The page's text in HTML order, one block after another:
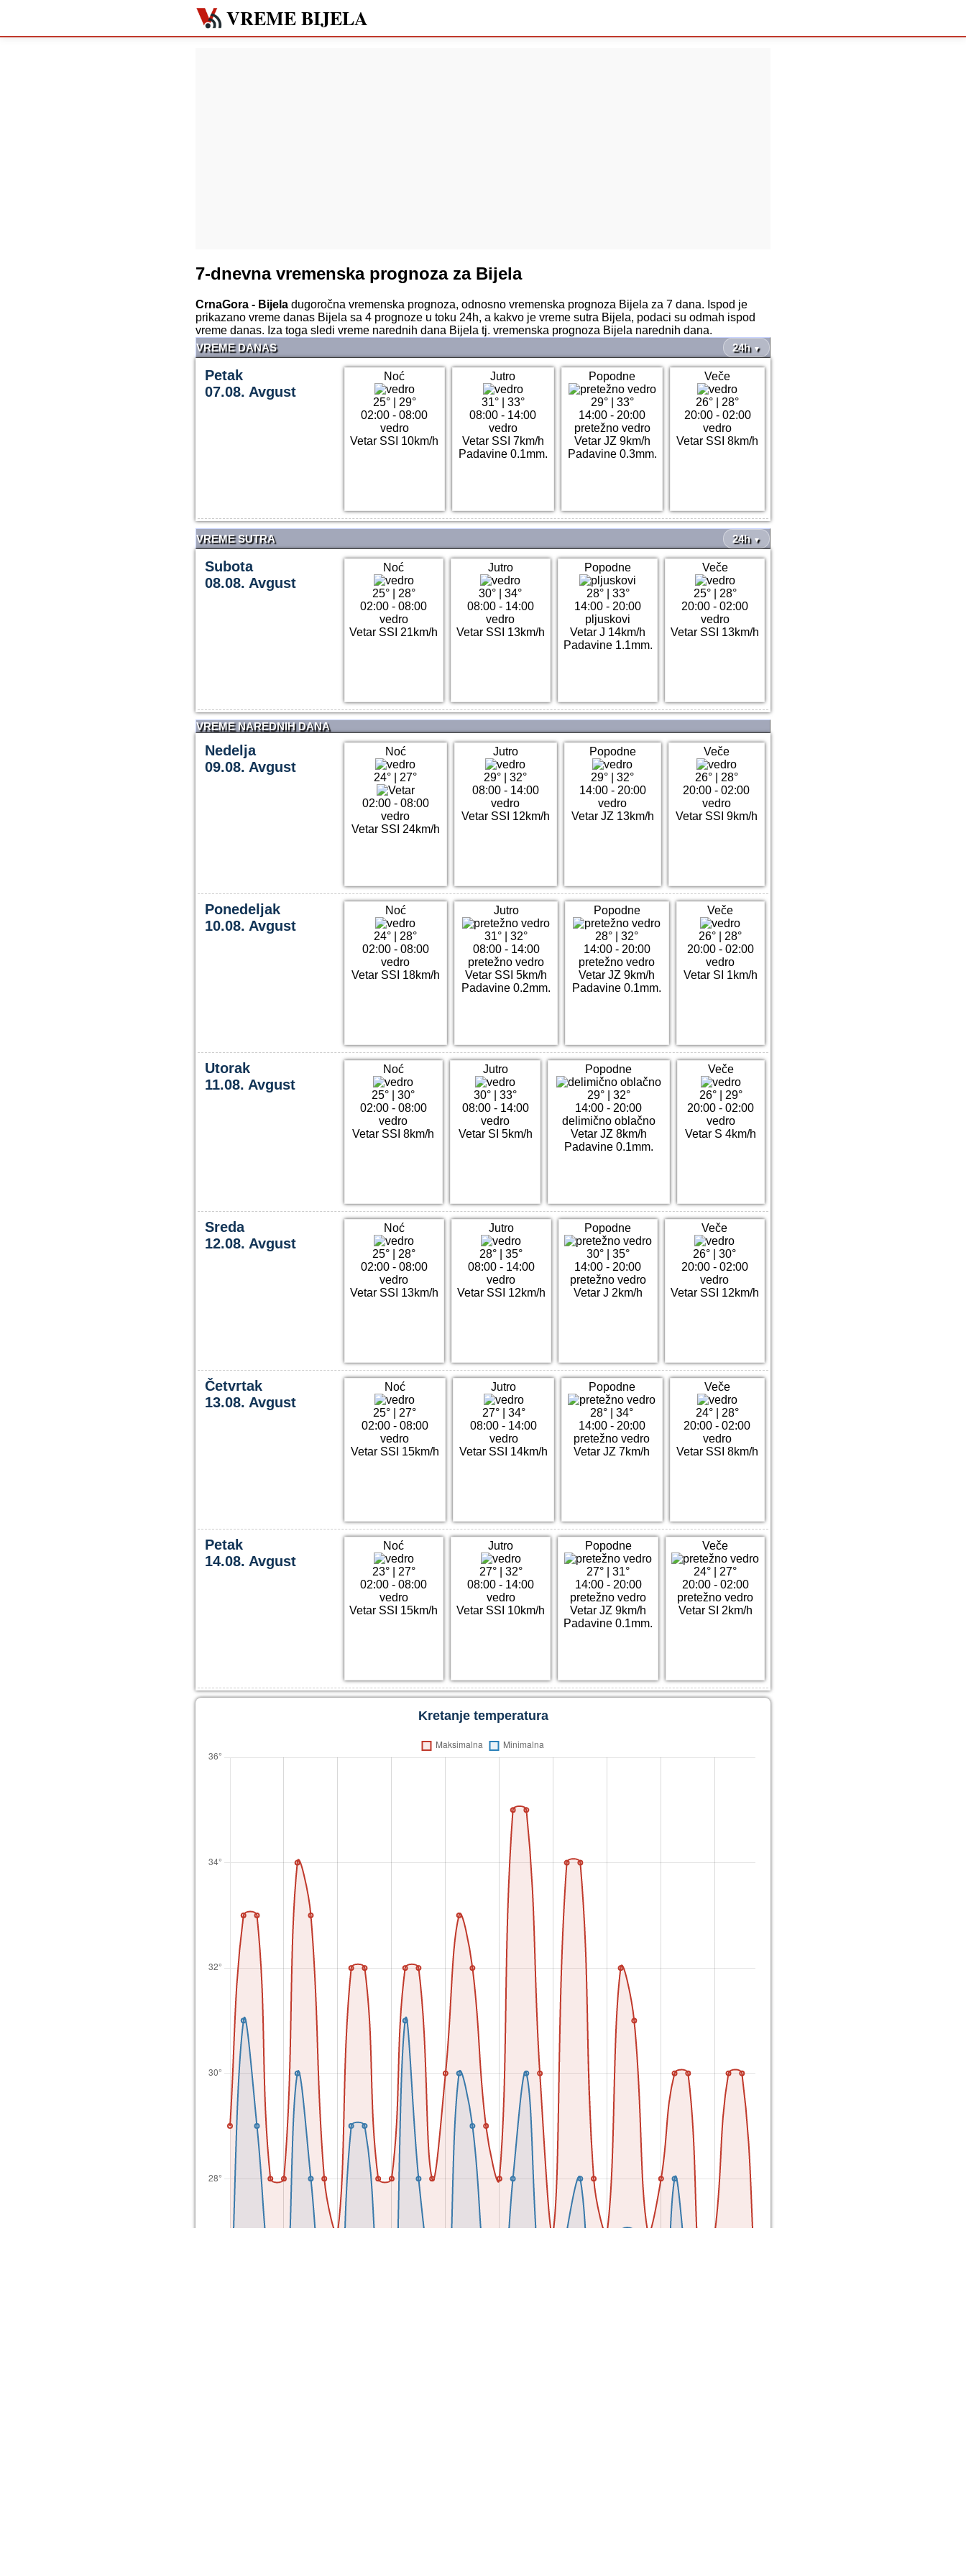
VREME BIJELA
7-dnevna vremenska prognoza za Bijela
CrnaGora - Bijela dugoročna vremenska prognoza, odnosno vremenska prognoza Bijela za 7 dana. Ispod je
prikazano vreme danas Bijela sa 4 prognoze u toku 24h, a kakvo je vreme sutra Bijela, podaci su odmah ispod
vreme danas. Iza toga sledi vreme narednih dana Bijela tj. vremenska prognoza Bijela narednih dana.
VREME DANAS
24h ▼
Petak
07.08. Avgust
Noć
25°| 29°
02:00 - 08:00
vedro
Vetar SSI 10km/h
Jutro
31°| 33°
08:00 - 14:00
vedro
Vetar SSI 7km/h
Padavine 0.1mm.
Popodne
29°| 33°
14:00 - 20:00
pretežno vedro
Vetar JZ 9km/h
Padavine 0.3mm.
Veče
26°
28°
20:00 - 02:00
vedro
Vetar SSI 8km/h
VREME SUTRA 24h ▼
Subota
08.08. Avgust
Noć
25°| 28°
02:00 - 08:00
vedro
Vetar SSI 21km/h
Jutro
30° |34°
08:00 - 14:00
vedro
Vetar SSI 13km/h
Popodne
28°| 33°
14:00 - 20:00
pljuskovi
Vetar J 14km/h
Padavine 1.1mm.
Veče
25°| 28°
20:00 - 02:00
vedro
Vetar SSI 13km/h
VREME NAREDNIH DANA
Nedelja
09.08. Avgust
Noć
24° 27°
02:00 - 08:00
vedro
Vetar SSI 24km/h
Jutro
29° |32°
08:00 - 14:00
vedro
Vetar SSI 12km/h
Popodne
29° |32°
14:00 - 20:00
vedro
Vetar JZ 13km/h
Veče
26°| 28°
20:00 - 02:00
vedro
Vetar SSI 9km/h
Ponedeljak
10.08. Avgust
Noć
24°
28°
02:00 - 08:00
vedro
Vetar SSI 18km/h
Jutro
31° |32°
08:00 - 14:00
pretežno vedro
Vetar SSI 5km/h
Padavine 0.2mm.
Popodne
28° |32°
14:00 - 20:00
pretežno vedro
Vetar JZ 9km/h
Padavine 0.1mm.
Veče
26°
28°
20:00 - 02:00
vedro
Vetar SI 1km/h
Utorak
11.08. Avgust
Noć
25° |30°
02:00 - 08:00
vedro
Vetar SSI 8km/h
Jutro
30° |33°
08:00 - 14:00
vedro
Vetar SI 5km/h
Popodne
29°| 32°
14:00 - 20:00
delimično oblačno
Vetar JZ 8km/h
Padavine 0.1mm.
Veče
26°| 29°
20:00 - 02:00
vedro
Vetar S 4km/h
Sreda
12.08. Avgust
Noć
25°
28°
02:00 - 08:00
vedro
Vetar SSI 13km/h
Jutro
28° |35°
08:00 - 14:00
vedro
Vetar SSI 12km/h
Popodne
30°| 35°
14:00 - 20:00
pretežno vedro
Vetar J 2km/h
Veče
26° |30°
20:00 - 02:00
vedro
Vetar SSI 12km/h
Četvrtak
13.08. Avgust
Noć
25°
27°
02:00 - 08:00
vedro
Vetar SSI 15km/h
Jutro
27°| 34°
08:00 - 14:00
vedro
Vetar SSI 14km/h
Popodne
28° |34°
14:00 - 20:00
pretežno vedro
Vetar JZ 7km/h
Veče
24°| 28°
20:00 - 02:00
vedro
Vetar SSI 8km/h
Petak
14.08. Avgust
Noć
23°| 27°
02:00 - 08:00
vedro
Vetar SSI 15km/h
Jutro
27°| 32°
08:00 - 14:00
vedro
Vetar SSI 10km/h
Popodne
27° |31°
14:00 - 20:00
pretežno vedro
Vetar JZ 9km/h
Padavine 0.1mm.
Veče
24°
27°
20:00 - 02:00
pretežno vedro
Vetar SI 2km/h
Kretanje temperatura